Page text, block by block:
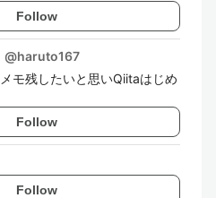
Follow
@haruto167
モ残したいと思いQiitaはじめ
Follow
Follow